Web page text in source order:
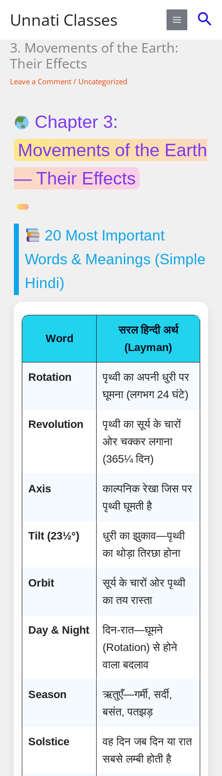
contentUnnati Classes
3. Movements of the Earth:
Their Effects​
Leave a Comment / Uncategorized
Chapter 3:
Movements of the Earth
— Their Effects
20 Most Important
Words & Meanings (Simple
Hindi)
Word
सरल हिन्दी अर्थ
(Layman)
Rotation
पृथ्वी का अपनी धुरी पर
घूमना (लगभग 24 घंटे)
Revolution
पृथ्वी का सूर्य के चारों
ओर चक्कर लगाना
(365¼ दिन)
Axis
काल्पनिक रेखा जिस पर
पृथ्वी घूमती है
Tilt (23½°)
धुरी का झुकाव—पृथ्वी
का थोड़ा तिरछा होना
Orbit
सूर्य के चारों ओर पृथ्वी
का तय रास्ता
Day & Night
दिन-रात—घूमने
(Rotation) से होने
वाला बदलाव
Season
ऋतुएँ—गर्मी, सर्दी,
बसंत, पतझड़
Solstice
वह दिन जब दिन या रात
सबसे लम्बी होती है